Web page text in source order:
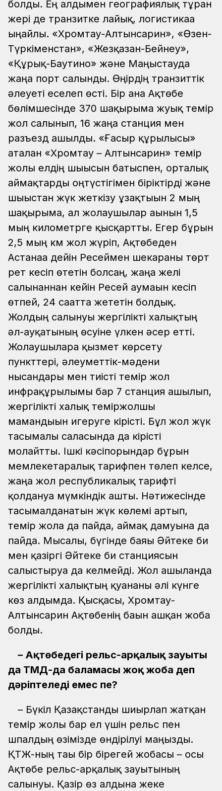
болды. Ең алдымен географиялық тұрған
жері де транзитке лайық, логистикаға
ыңғайлы. «Хромтау-Алтынсарин», «Өзен-
Түркіменстан», «Жезқазған-Бейнеу»,
«Құрық-Баутино» және Маңғыстауда
жаңа порт салынды. Өңірдің транзиттік
әлеуеті еселеп өсті. Бір ғана Ақтөбе
бөлімшесінде 370 шақырымға жуық темір
жол салынып, 16 жаңа станция мен
разъезд ашылды. «Ғасыр құрылысы»
аталған «Хромтау – Алтынсарин» темір
жолы елдің шығысын батыспен, орталық
аймақтарды оңтүстігімен біріктірді және
шығыстан жүк жеткізу ұзақтығын 2 мың
шақырымға, ал жолаушылар ағынын 1,5
мың километрге қысқартты. Егер бұрын
2,5 мың км жол жүріп, Ақтөбеден
Астанаға дейін Ресеймен шекараны төрт
рет кесіп өтетін болсаң, жаңа желі
салынғаннан кейін Ресей аумағын кесіп
өтпей, 24 сағатта жететін болдық.
Жолдың салынуы жергілікті халықтың
әл-ауқатының өсуіне үлкен әсер етті.
Жолаушыларға қызмет көрсету
пункттері, әлеуметтік-мәдени
нысандары мен тиісті темір жол
инфрақұрылымы бар 7 станция ашылып,
жергілікті халық теміржолшы
мамандығын игеруге кірісті. Бұл жол жүк
тасымалы саласында да кірісті
молайтты. Ішкі кәсіпорындар бұрын
мемлекетаралық тарифпен төлеп келсе,
жаңа жол республикалық тарифті
қолдануға мүмкіндік ашты. Нәтижесінде
тасымалданатын жүк көлемі артып,
темір жолға да пайда, аймақ дамуына да
пайда. Мысалы, бүгінде баяғы Әйтеке би
мен қазіргі Әйтеке би станциясын
салыстыруға да келмейді. Жол ашылғанда
жергілікті халықтың қуанғаны әлі күнге
көз алдымда. Қысқасы, Хромтау-
Алтынсарин Ақтөбенің бағын ашқан жоба
болды.
– Ақтөбедегі рельс-арқалық зауыты
да ТМД-да баламасы жоқ жоба деп
дәріптеледі емес пе?
– Бүкіл Қазақстанды шиырлап жатқан
темір жолы бар ел үшін рельс пен
шпалдың өзімізде өндірілуі маңызды.
ҚТЖ-ның тағы бір бірегей жобасы – осы
Ақтөбе рельс-арқалық зауытының
салынуы. Қазір өз алдына жеке